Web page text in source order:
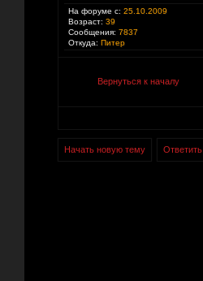
На форуме с: 25.10.2009
Возраст: 39
Сообщения: 7837
Откуда: Питер
Вернуться к началу
Начать новую тему Ответить